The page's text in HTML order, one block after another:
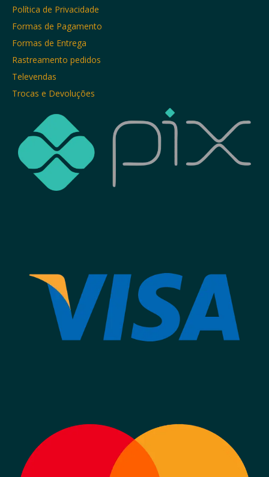
Política de Privacidade
Formas de Pagamento
Formas de Entrega
Rastreamento pedidos
Televendas
Trocas e Devoluções